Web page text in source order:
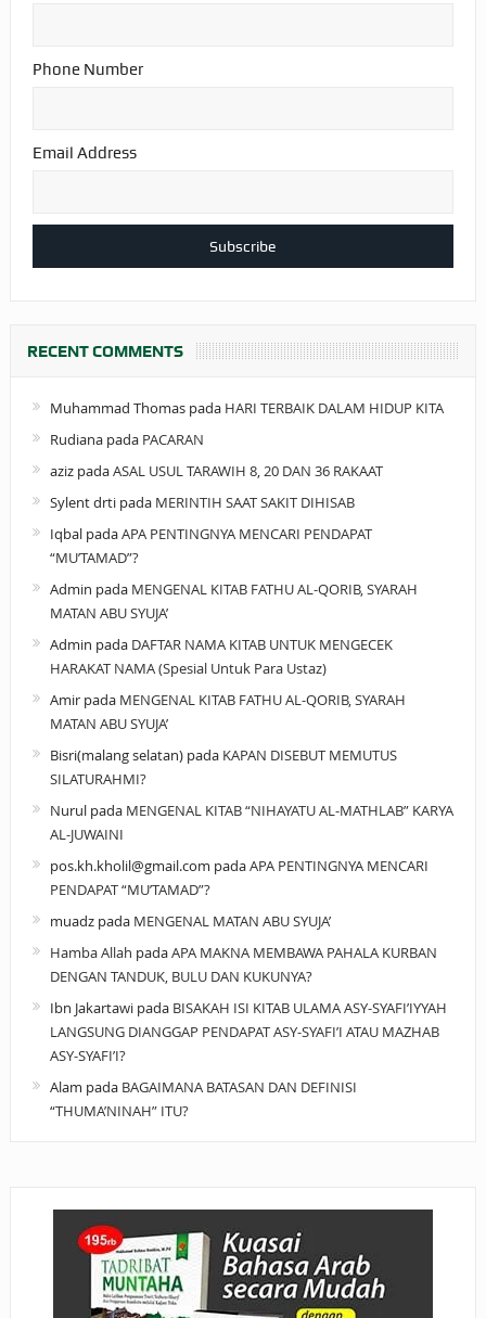
Phone Number
Email Address
RECENT COMMENTS
Muhammad Thomaspada HARI TERBAIK DALAM HIDUP KITA
Rudianapada PACARAN
azizpadaASAL USUL TARAWIH 8, 20 DAN 36 RAKAAT
Sylent drtipada MERINTIH SAAT SAKIT DIHISAB
IqbalpadaAPA PENTINGNYA MENCARI PENDAPAT
“MU’TAMAD”?
Admin pada MENGENAL KITAB FATHU AL-QORIB, SYARAH
MATAN ABU SYUJA’
Admin pada DAFTAR NAMA KITAB UNTUK MENGECEK
HARAKAT NAMA (Spesial Untuk Para Ustaz)
Amirpada MENGENAL KITAB FATHU AL-QORIB, SYARAH
MATAN ABU SYUJA’
Bisri(malang selatan)pada KAPAN DISEBUT MEMUTUS
SILATURAHMI?
Nurulpada MENGENAL KITAB “NIHAYATU AL-MATHLAB” KARYA
AL-JUWAINI
pos.kh.kholil@gmail.com padaAPA PENTINGNYA MENCARI
PENDAPAT “MU’TAMAD”?
muadzpada MENGENAL MATAN ABU SYUJA’
Hamba Allah padaAPA MAKNA MEMBAWA PAHALA KURBAN
DENGAN TANDUK, BULU DAN KUKUNYA?
Ibn Jakartawipada BISAKAH ISI KITAB ULAMA ASY-SYAFI’IYYAH
LANGSUNG DIANGGAP PENDAPAT ASY-SYAFI’I ATAU MAZHAB
ASY-SYAFI’I?
Alam pada BAGAIMANA BATASAN DAN DEFINISI
“THUMA’NINAH” ITU?